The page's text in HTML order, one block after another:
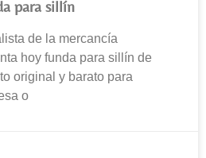
para sillín
de la mercancía
hoy funda para sillín de
original y barato para
o